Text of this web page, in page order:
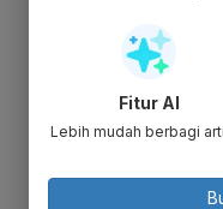
Fitur AI
Lebih mudah berbagi